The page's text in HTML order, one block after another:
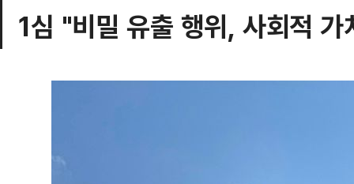
1심 "비밀 유출 행위, 사회적